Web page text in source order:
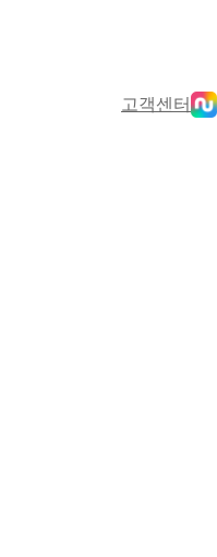
고객센터